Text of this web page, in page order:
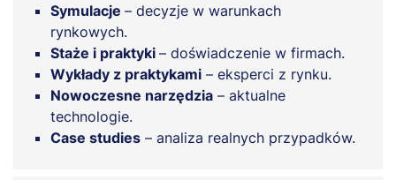
Symulacje – decyzje w warunkach
rynkowych.
Staże i praktyki – doświadczenie w firmach.
Wykłady z praktykami – eksperci z rynku.
Nowoczesne narzędzia – aktualne
technologie.
Case studies – analiza realnych przypadków.